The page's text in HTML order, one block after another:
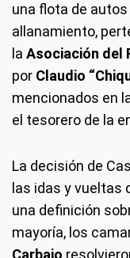
una flota de
allanamiento,
la Asociación del
por Claudio
mencionados en
el tesorero de la
La decisión de
las idas y vueltas
una definición
mayoría, los
Carbajo